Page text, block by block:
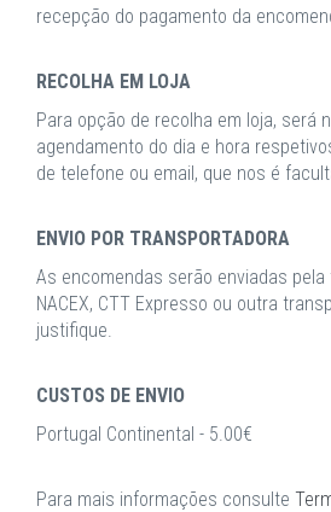
recepção do pagamento da
RECOLHA EM LOJA
Para opção de recolha em loja, será
agendamento do dia e hora
de telefone ou email, que nos é
ENVIO POR TRANSPORTADORA
As encomendas serão enviadas
NACEX, CTT Expresso ou outra
justifique.
CUSTOS DE ENVIO
Portugal Continental - 5.00€
Para mais informações consulte